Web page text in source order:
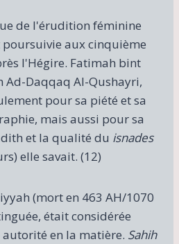
de l'érudition féminine
aux cinquième
l'Hégire. Fatimah bint
Ad-Daqqaq Al-Qushayri,
pour sa piété et sa
mais aussi pour sa
et la qualité du isnades
elle savait. (12)
(mort en 463 AH/1070
était considérée
en la matière. Sahih